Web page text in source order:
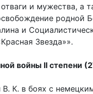
и мужества, а
родной
и
Звезда»».
войны II степени
В. К. в боях с